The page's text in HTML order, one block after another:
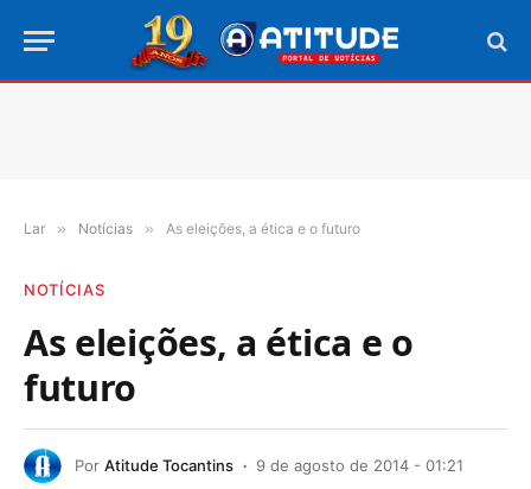
Lar » Notícias » As eleições, a ética e o futuro
NOTÍCIAS
As eleições, a ética e o
futuro
Por Atitude Tocantins
9 de agosto de 2014 - 01:21